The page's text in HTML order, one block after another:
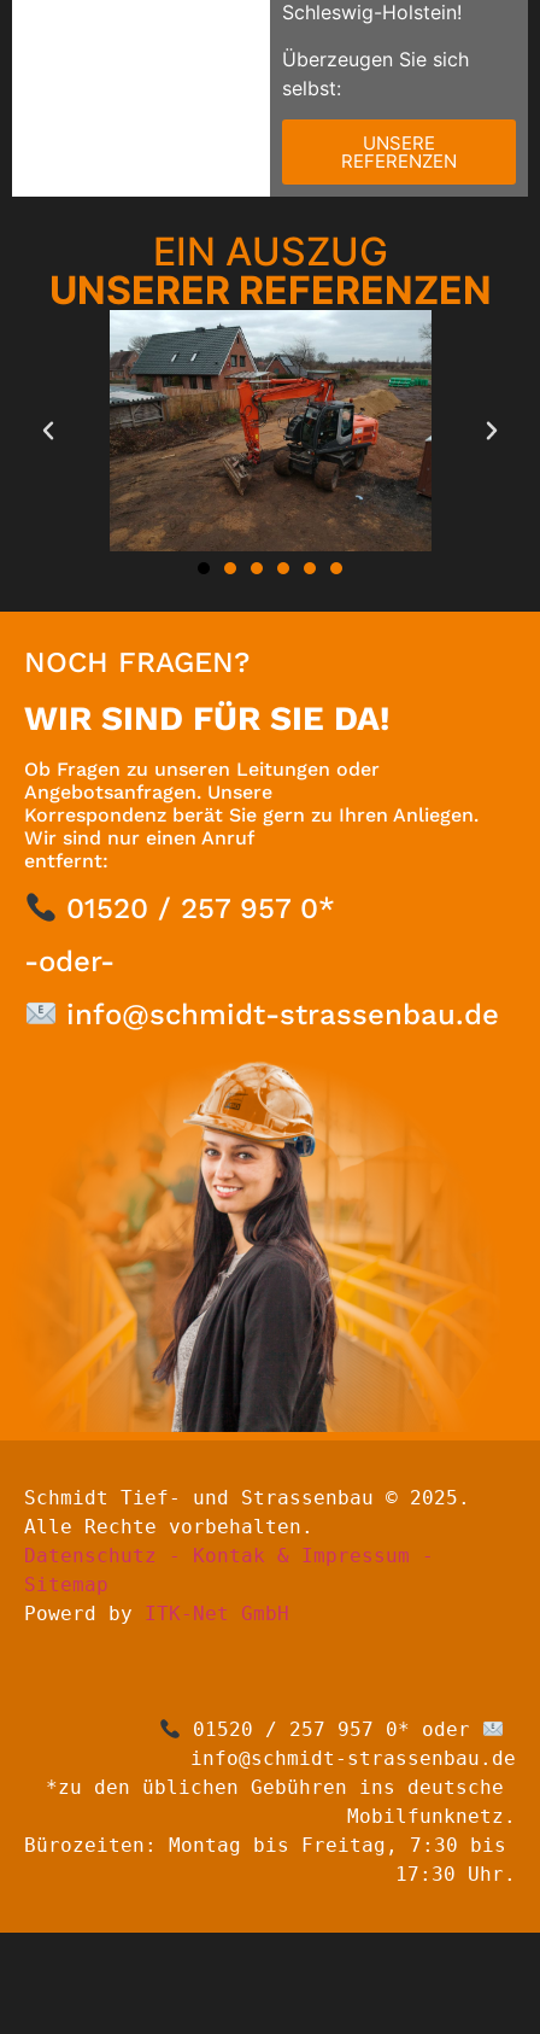
Schleswig-Holstein!
Überzeugen Sie sich
selbst:
UNSERE
REFERENZEN
EIN AUSZUG
UNSERER REFERENZEN
NOCH FRAGEN?
WIR SIND FÜR SIE DA!
Ob Fragen zu unseren Leitungen oder
Angebotsanfragen. Unsere
Korrespondenz berät Sie gern zu Ihren Anliegen.
Wir sind nur einen Anruf
entfernt:
01520 / 257 957 0*
-oder-
info@schmidt-strassenbau.de
Schmidt Tief- und Strassenbau © 2025.
Alle Rechte vorbehalten.
Datenschutz - Kontak & Impressum -
Sitemap
Powerd by ITK-Net GmbH
01520 / 257 957 0* oder
info@schmidt-strassenbau.de
*zu den üblichen Gebühren ins deutsche
Mobilfunknetz.
Bürozeiten: Montag bis Freitag, 7:30 bis
17:30 Uhr.